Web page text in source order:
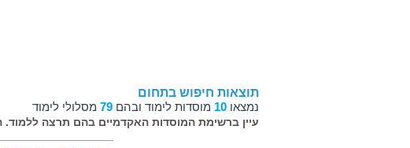
תוצאות חיפוש בתחום
נמצאו 10 מוסדות לימוד ובהם 79 מסלולי לימוד
עיין ברשימת המוסדות האקדמיים בהם תרצה